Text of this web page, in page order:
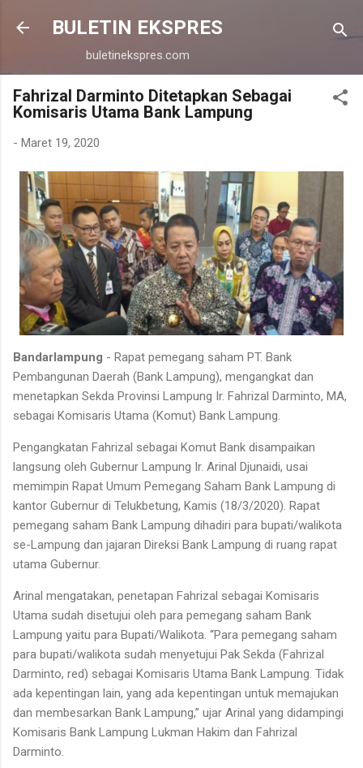
Langsung ke konten utama
BULETIN EKSPRES
buletinekspres.com
Fahrizal Darminto Ditetapkan Sebagai
Komisaris Utama Bank Lampung
- Maret 19, 2020
Bandarlampung - Rapat pemegang saham PT. Bank
Pembangunan Daerah (Bank Lampung), mengangkat dan
menetapkan Sekda Provinsi Lampung Ir. Fahrizal Darminto, MA,
sebagai Komisaris Utama (Komut) Bank Lampung.
Pengangkatan Fahrizal sebagai Komut Bank disampaikan
langsung oleh Gubernur Lampung Ir. Arinal Djunaidi, usai
memimpin Rapat Umum Pemegang Saham Bank Lampung di
kantor Gubernur di Telukbetung, Kamis (18/3/2020). Rapat
pemegang saham Bank Lampung dihadiri para bupati/walikota
se-Lampung dan jajaran Direksi Bank Lampung di ruang rapat
utama Gubernur.
Arinal mengatakan, penetapan Fahrizal sebagai Komisaris
Utama sudah disetujui oleh para pemegang saham Bank
Lampung yaitu para Bupati/Walikota. “Para pemegang saham
para bupati/walikota sudah menyetujui Pak Sekda (Fahrizal
Darminto, red) sebagai Komisaris Utama Bank Lampung. Tidak
ada kepentingan lain, yang ada kepentingan untuk memajukan
dan membesarkan Bank Lampung,” ujar Arinal yang didampingi
Komisaris Bank Lampung Lukman Hakim dan Fahrizal
Darminto.